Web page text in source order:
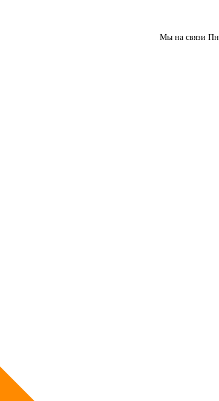
Мы на связи